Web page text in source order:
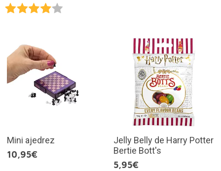
Mini ajedrez
10,95€
Jelly Belly de Harry Potter
Bertie Bott's
5,95€